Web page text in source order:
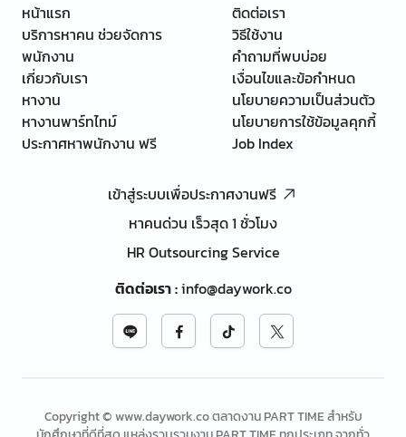
หน้าแรก
บริการหาคน ช่วยจัดการ
พนักงาน
เกี่ยวกับเรา
หางาน
หางานพาร์ทไทม์
ประกาศหาพนักงาน ฟรี
ติดต่อเรา
วิธีใช้งาน
คำถามที่พบบ่อย
เงื่อนไขและข้อกำหนด
นโยบายความเป็นส่วนตัว
นโยบายการใช้ข้อมูลคุกกี้
Job Index
เข้าสู่ระบบเพื่อประกาศงานฟรี
หาคนด่วน เร็วสุด 1 ชั่วโมง
HR Outsourcing Service
ติดต่อเรา:info@daywork.co
Copyright © www.daywork.co ตลาดงาน PART TIME สำหรับ